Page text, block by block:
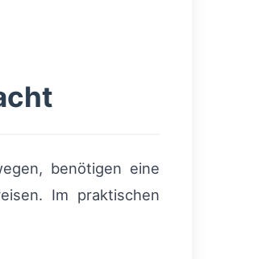
benötigen eine
Im praktischen